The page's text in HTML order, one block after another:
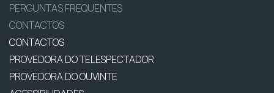
PERGUNTAS FREQUENTES
CONTACTOS
CONTACTOS
PROVEDORA DO TELESPECTADOR
PROVEDORA DO OUVINTE